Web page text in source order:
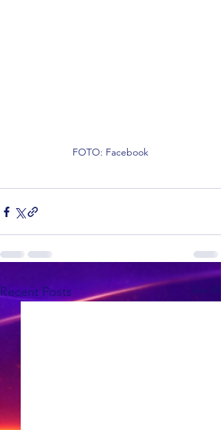
FOTO: Facebook
Recent Posts See All